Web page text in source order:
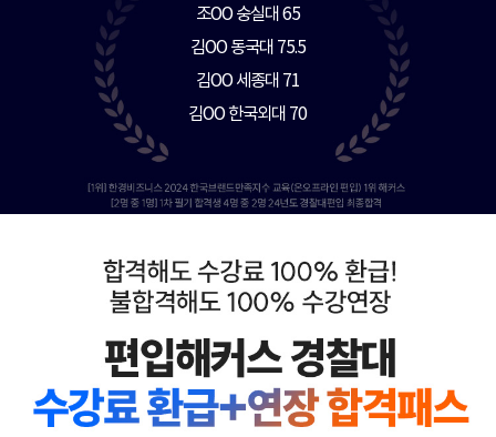
김OO 세종대 71
김OO 한국외대 70
김OO 성신여대 73
김OO 학점은행제 64.5
이OO 홍익대 69.8
김OO 동국대 75.5